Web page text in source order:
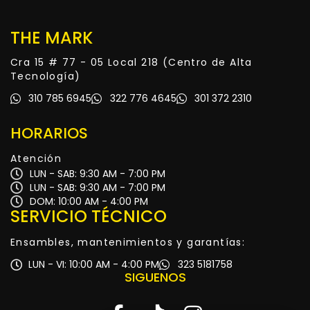
THE MARK
Cra 15 # 77 - 05 Local 218 (Centro de Alta
Tecnología)
310 785 6945
322 776 4645 301 372 2310
HORARIOS
Atención
LUN - SAB: 9:30 AM - 7:00 PM
LUN - SAB: 9:30 AM - 7:00 PM
DOM: 10:00 AM - 4:00 PM
SERVICIO TÉCNICO
Ensambles, mantenimientos y garantías:
LUN - VI: 10:00 AM - 4:00 PM
323 5181758
SIGUENOS